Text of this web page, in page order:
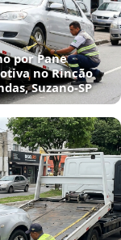
por Pane
no Rincão
Suzano‑SP